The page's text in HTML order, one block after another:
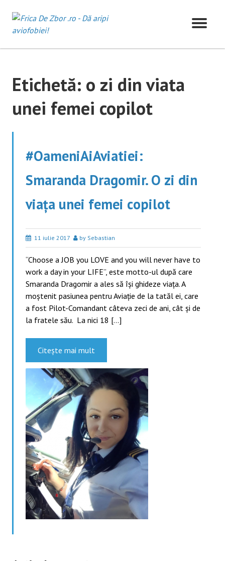
content
Etichetă: o zi din viata
unei femei copilot
#OameniAiAviatiei:
Smaranda Dragomir. O zi din
viața unei femei copilot
11 iulie 2017 by Sebastian
“Choose a JOB you LOVE and you will never have to
work a day in your LIFE”, este motto-ul după care
Smaranda Dragomir a ales să își ghideze viața. A
moștenit pasiunea pentru Aviație de la tatăl ei, care
a fost Pilot-Comandant câteva zeci de ani, cât și de
la fratele său. La nici 18 […]
Citește mai mult